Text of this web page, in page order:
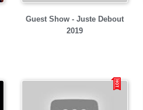
Guest Show - Juste Debout
2019